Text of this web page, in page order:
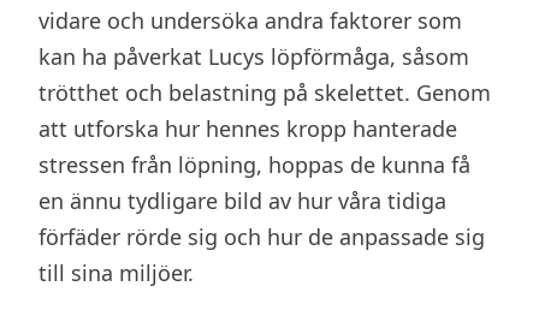
vidare och undersöka andra faktorer som
kan ha påverkat Lucys löpförmåga, såsom
trötthet och belastning på skelettet. Genom
att utforska hur hennes kropp hanterade
stressen från löpning, hoppas de kunna få
en ännu tydligare bild av hur våra tidiga
förfäder rörde sig och hur de anpassade sig
till sina miljöer.